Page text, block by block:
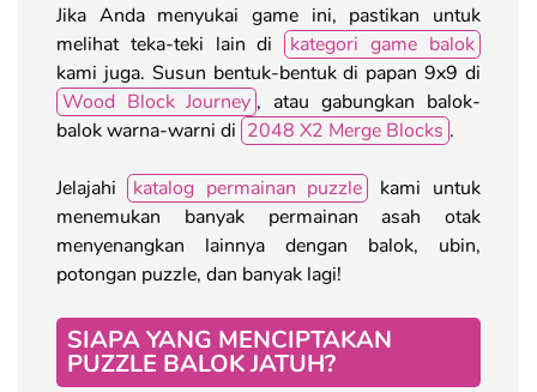
Jika Anda menyukai game ini, pastikan untuk
melihat teka-teki lain di
kategori game balok
kami juga. Susun bentuk-bentuk di papan 9x9 di
Wood Block Journey , atau gabungkan balok-
balok warna-warni di 2048 X2 Merge Blocks .
Jelajahi katalog permainan puzzle
kami untuk
menemukan banyak permainan asah otak
menyenangkan lainnya dengan balok, ubin,
potongan puzzle, dan banyak lagi!
SIAPA YANG MENCIPTAKAN
PUZZLE BALOK JATUH?